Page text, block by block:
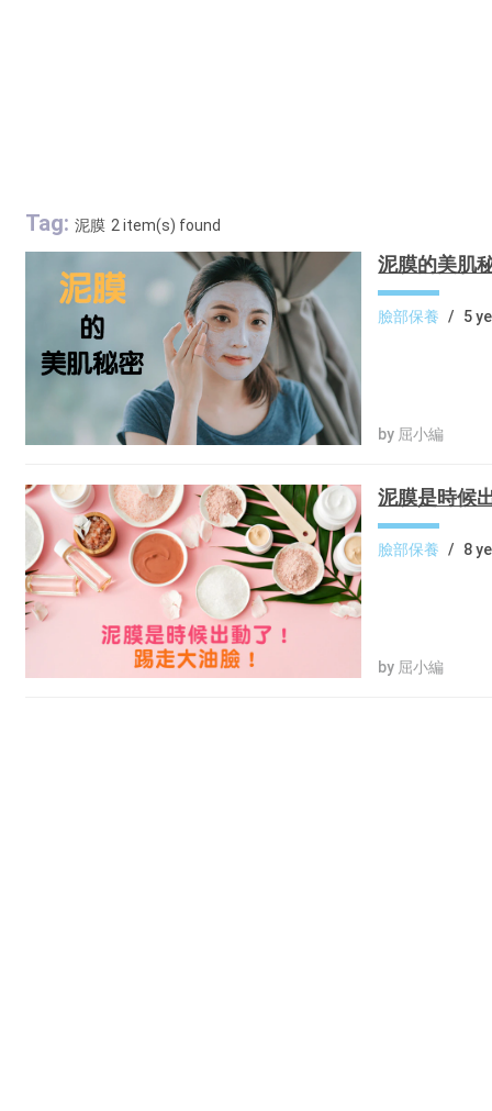
Tag: 泥膜 2 item(s) found
泥膜的美肌
臉部保養 / 5
by 屈小編
泥膜是時候
臉部保養 / 8
by 屈小編